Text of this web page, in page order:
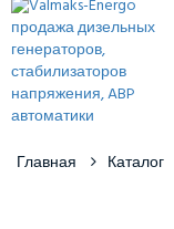
Главная Каталог